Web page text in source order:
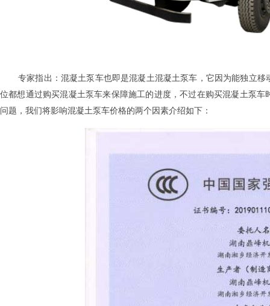
专家指出： 混凝土泵车也即是混凝土混凝土泵车 ，它因为能独立
位都想通过购买混凝土泵车来保障施工的进度，不过在购买混凝土泵车
问题，我们将影响混凝土泵车价格的两个因素介绍如下：